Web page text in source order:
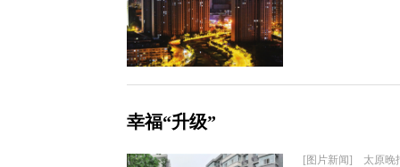
幸福“升级”
[图片新闻] 太原晚